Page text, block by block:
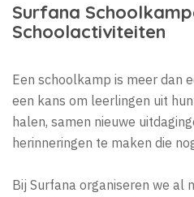
Surfana
Schoolactiviteiten
Een schoolkamp is meer dan
een kans om leerlingen uit
halen, samen nieuwe
herinneringen te maken die
Bij Surfana organiseren we al